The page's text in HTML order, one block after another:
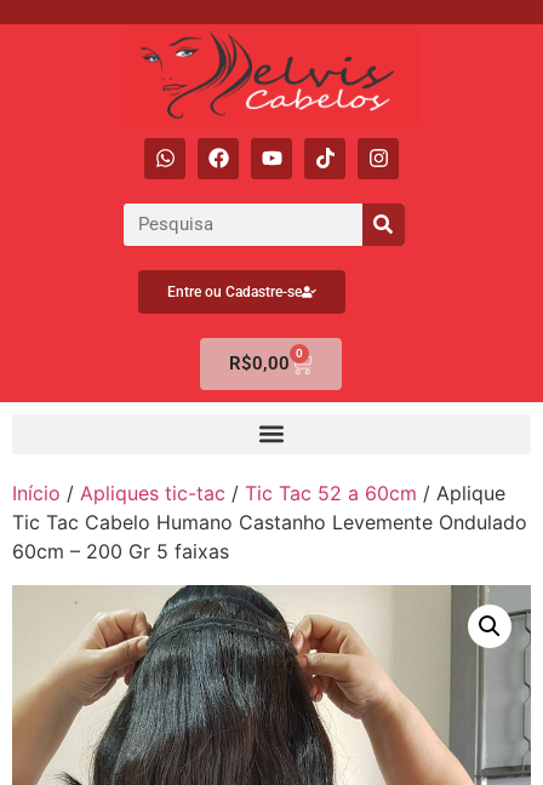
Entre ou Cadastre-se
R$0,00 0
Início / Apliques tic-tac / Tic Tac 52 a 60cm / Aplique
Tic Tac Cabelo Humano Castanho Levemente Ondulado
60cm – 200 Gr 5 faixas